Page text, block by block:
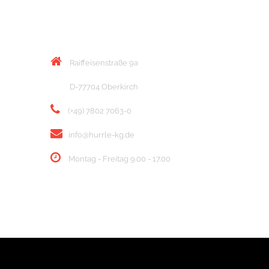
Raiffeisenstraße 9a
D-77704 Oberkirch
(+49) 7802 7063-0
info@hurrle-kg.de
Montag - Freitag 9.00 - 17.00